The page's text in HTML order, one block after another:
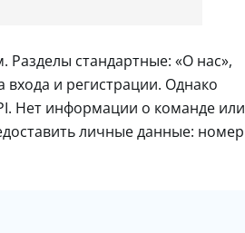
стандартные: «О нас»,
и регистрации. Однако
Нет информации о команде или
личные данные: номер